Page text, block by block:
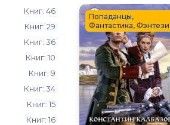
Книг: 46
Книг: 29
Книг: 36
Книг: 10
Книг: 9
Книг: 34
Книг: 15
Книг: 16
Попаданцы,
Фантастика, Фэнтези